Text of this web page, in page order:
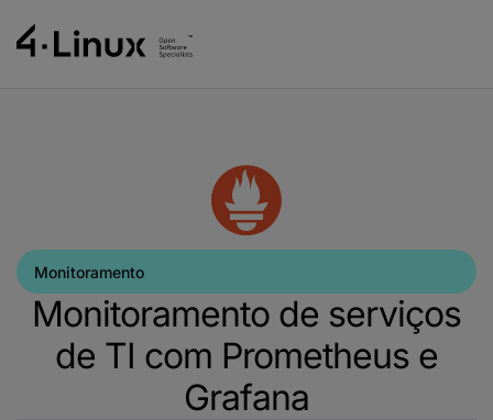
Monitoramento de serviços
de TI com Prometheus e
Grafana
Monitoramento